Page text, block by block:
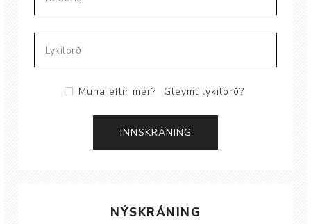
Muna eftir mér? Gleymt lykilorð?
NÝSKRÁNING